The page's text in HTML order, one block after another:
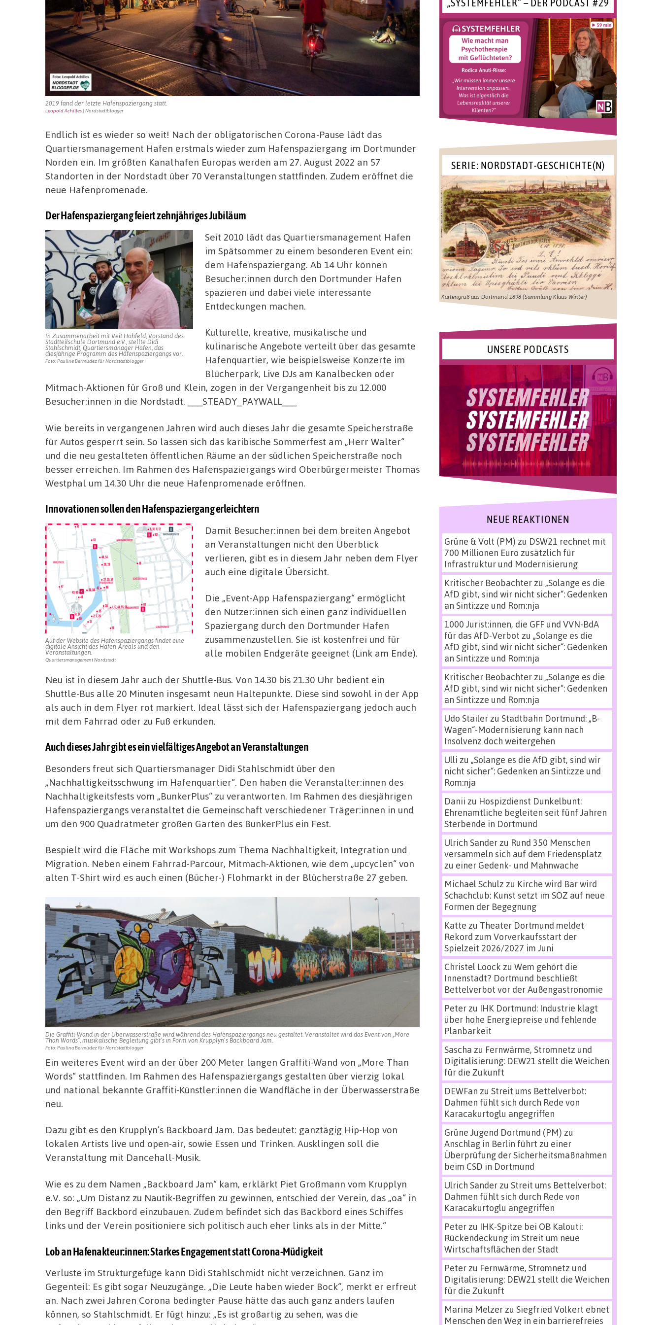
2019 fand der letzte Hafenspaziergang statt.
Leopold Achilles | Nordstadtblogger
Endlich ist es wieder so weit! Nach der obligatorischen Corona-Pause lädt das
Quartiersmanagement Hafen erstmals wieder zum Hafenspaziergang im Dortmunder
Norden ein. Im größten Kanalhafen Europas werden am 27. August 2022 an 57
Standorten in der Nordstadt über 70 Veranstaltungen stattfinden. Zudem eröffnet die
neue Hafenpromenade.
Der Hafenspaziergang feiert zehnjähriges Jubiläum
In Zusammenarbeit mit Veit Hohfeld, Vorstand des
Stadtteilschule Dortmund e.V., stellte Didi
Stahlschmidt, Quartiersmanager Hafen, das
diesjährige Programm des Hafenspaziergangs vor.
Foto: Pauline Bermúdez für Nordstadtblogger
Seit 2010 lädt das Quartiersmanagement Hafen
im Spätsommer zu einem besonderen Event ein:
dem Hafenspaziergang. Ab 14 Uhr können
Besucher:innen durch den Dortmunder Hafen
spazieren und dabei viele interessante
Entdeckungen machen.
Kulturelle, kreative, musikalische und
kulinarische Angebote verteilt über das gesamte
Hafenquartier, wie beispielsweise Konzerte im
Blücherpark, Live DJs am Kanalbecken oder
Mitmach-Aktionen für Groß und Klein, zogen in der Vergangenheit bis zu 12.000
Besucher:innen in die Nordstadt. ___STEADY_PAYWALL___
Wie bereits in vergangenen Jahren wird auch dieses Jahr die gesamte Speicherstraße
für Autos gesperrt sein. So lassen sich das karibische Sommerfest am „Herr Walter“
und die neu gestalteten öffentlichen Räume an der südlichen Speicherstraße noch
besser erreichen. Im Rahmen des Hafenspaziergangs wird Oberbürgermeister Thomas
Westphal um 14.30 Uhr die neue Hafenpromenade eröffnen.
Innovationen sollen den Hafenspaziergang erleichtern
Auf der Website des Hafenspaziergangs findet eine
digitale Ansicht des Hafen-Areals und den
Veranstaltungen.
Quartiersmanagement Nordstadt
Damit Besucher:innen bei dem breiten Angebot
an Veranstaltungen nicht den Überblick
verlieren, gibt es in diesem Jahr neben dem Flyer
auch eine digitale Übersicht.
Die „Event-App Hafenspaziergang“ ermöglicht
den Nutzer:innen sich einen ganz individuellen
Spaziergang durch den Dortmunder Hafen
zusammenzustellen. Sie ist kostenfrei und für
alle mobilen Endgeräte geeignet (Link am Ende).
Neu ist in diesem Jahr auch der Shuttle-Bus. Von 14.30 bis 21.30 Uhr bedient ein
Shuttle-Bus alle 20 Minuten insgesamt neun Haltepunkte. Diese sind sowohl in der App
als auch in dem Flyer rot markiert. Ideal lässt sich der Hafenspaziergang jedoch auch
mit dem Fahrrad oder zu Fuß erkunden.
Auch dieses Jahr gibt es ein vielfältiges Angebot an Veranstaltungen
Besonders freut sich Quartiersmanager Didi Stahlschmidt über den
„Nachhaltigkeitsschwung im Hafenquartier“. Den haben die Veranstalter:innen des
Nachhaltigkeitsfests vom „BunkerPlus“ zu verantworten. Im Rahmen des diesjährigen
Hafenspaziergangs veranstaltet die Gemeinschaft verschiedener Träger:innen in und
um den 900 Quadratmeter großen Garten des BunkerPlus ein Fest.
Bespielt wird die Fläche mit Workshops zum Thema Nachhaltigkeit, Integration und
Migration. Neben einem Fahrrad-Parcour, Mitmach-Aktionen, wie dem „upcyclen“ von
alten T-Shirt wird es auch einen (Bücher-) Flohmarkt in der Blücherstraße 27 geben.
Die Graffiti-Wand in der Überwasserstraße wird während des Hafenspaziergangs neu gestaltet. Veranstaltet wird das Event von „More
Than Words“, musikalische Begleitung gibt’s in Form von Krupplyn’s Backboard Jam.
Foto: Paulina Bermúdez für Nordstadtblogger
Ein weiteres Event wird an der über 200 Meter langen Graffiti-Wand von „More Than
Words“ stattfinden. Im Rahmen des Hafenspaziergangs gestalten über vierzig lokal
und national bekannte Graffiti-Künstler:innen die Wandfläche in der Überwasserstraße
neu.
Dazu gibt es den Krupplyn’s Backboard Jam. Das bedeutet: ganztägig Hip-Hop von
lokalen Artists live und open-air, sowie Essen und Trinken. Ausklingen soll die
Veranstaltung mit Dancehall-Musik.
Wie es zu dem Namen „Backboard Jam“ kam, erklärkt Piet Großmann vom Krupplyn
e.V. so: „Um Distanz zu Nautik-Begriffen zu gewinnen, entschied der Verein, das „oa“ in
den Begriff Backbord einzubauen. Zudem befindet sich das Backbord eines Schiffes
links und der Verein positioniere sich politisch auch eher links als in der Mitte.“
Lob an Hafenakteur:innen: Starkes Engagement statt Corona-Müdigkeit
Verluste im Strukturgefüge kann Didi Stahlschmidt nicht verzeichnen. Ganz im
Gegenteil: Es gibt sogar Neuzugänge. „Die Leute haben wieder Bock“, merkt er erfreut
an. Nach zwei Jahren Corona bedingter Pause hätte das auch ganz anders laufen
können, so Stahlschmidt. Er fügt hinzu: „Es ist großartig zu sehen, was die
„SYSTEMFEHLER“ – DER PODCAST #29
SERIE: NORDSTADT-GESCHICHTE(N)
Kartengruß aus Dortmund 1898 (Sammlung Klaus Winter)
UNSERE PODCASTS
NEUE REAKTIONEN
Grüne & Volt (PM) zu DSW21 rechnet mit
700 Millionen Euro zusätzlich für
Infrastruktur und Modernisierung
Kritischer Beobachterzu „Solange es die
AfD gibt, sind wir nicht sicher“: Gedenken
an Sinti:zze und Rom:nja
1000 Jurist:innen, die GFF und VVN-BdA
für das AfD-Verbot zu „Solange es die
AfD gibt, sind wir nicht sicher“: Gedenken
an Sinti:zze und Rom:nja
Kritischer Beobachterzu „Solange es die
AfD gibt, sind wir nicht sicher“: Gedenken
an Sinti:zze und Rom:nja
Udo Stailerzu Stadtbahn Dortmund: „B-
Wagen“-Modernisierung kann nach
Insolvenz doch weitergehen
Ulli zu „Solange es die AfD gibt, sind wir
nicht sicher“: Gedenken an Sinti:zze und
Rom:nja
Danii zu Hospizdienst Dunkelbunt:
Ehrenamtliche begleiten seit fünf Jahren
Sterbende in Dortmund
Ulrich Sanderzu Rund 350 Menschen
versammeln sich auf dem Friedensplatz
zu einer Gedenk- und Mahnwache
Michael Schulz zu Kirche wird Bar wird
Schachclub: Kunst setzt im SÖZ auf neue
Formen der Begegnung
Katte zu Theater Dortmund meldet
Rekord zum Vorverkaufsstart der
Spielzeit 2026/2027 im Juni
Christel Loock zu Wem gehört die
Innenstadt? Dortmund beschließt
Bettelverbot vor der Außengastronomie
Peterzu IHK Dortmund: Industrie klagt
über hohe Energiepreise und fehlende
Planbarkeit
Sascha zu Fernwärme, Stromnetz und
Digitalisierung: DEW21 stellt die Weichen
für die Zukunft
DEWFan zu Streit ums Bettelverbot:
Dahmen fühlt sich durch Rede von
Karacakurtoglu angegriffen
Grüne Jugend Dortmund (PM) zu
Anschlag in Berlin führt zu einer
Überprüfung der Sicherheitsmaßnahmen
beim CSD in Dortmund
Ulrich Sanderzu Streit ums Bettelverbot:
Dahmen fühlt sich durch Rede von
Karacakurtoglu angegriffen
Peterzu IHK-Spitze bei OB Kalouti:
Rückendeckung im Streit um neue
Wirtschaftsflächen der Stadt
Peterzu Fernwärme, Stromnetz und
Digitalisierung: DEW21 stellt die Weichen
für die Zukunft
Marina Melzerzu Siegfried Volkert ebnet
Menschen den Weg in ein barrierefreies